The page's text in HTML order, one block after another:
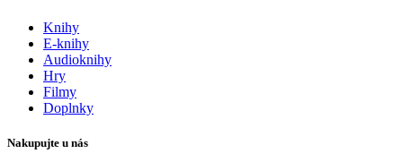
Knihy
E-knihy
Audioknihy
Hry
Filmy
Doplnky
Nakupujte u nás